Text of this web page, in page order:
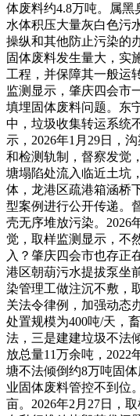
体废料约4.8万吨。属黑
水体积压大量灰白色污
操纵和其他防止污染的
固体废料发生量大，实
工程，并保障其一般运
监测显示，肇庆四会市
填埋固体废料问题。东
中，垃圾收集转运系统
示，2026年1月29日，
和检测轨制，督察发觉
塘塌陷处流入临近土坑
体，龙港区疏港箱涵桥
型案例进行公开传递。
壳无序堆放污染。2026
觉，取样监测显示，不
入？肇庆四会市也存正
港区朝葫污水提拔泵坐
染管理工做注沉不敷，
关法令律例，加强动态
处置规模为400吨/天，
法，三是建建垃圾不法
放总量11万余吨，2022
塘不法倾倒约8万吨固
业固体废料管控不到位
亩。2026年2月27日，